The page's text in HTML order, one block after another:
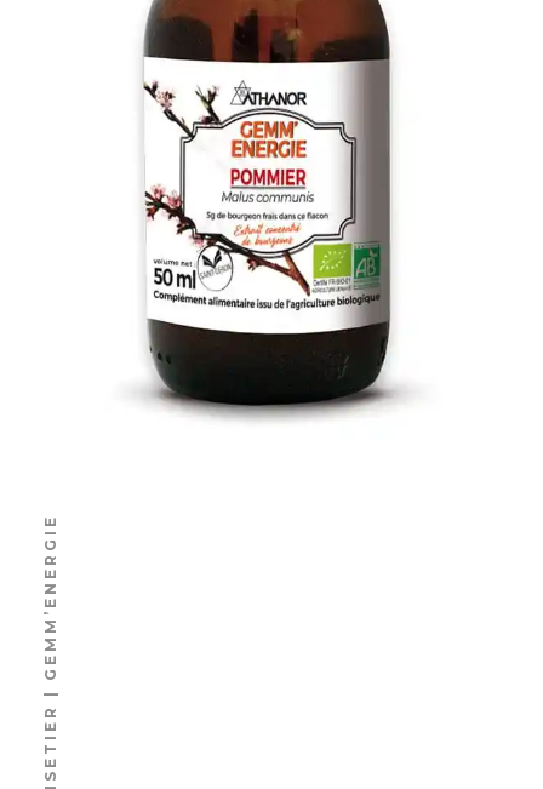
NOISETIER | GEMM’ENERGIE